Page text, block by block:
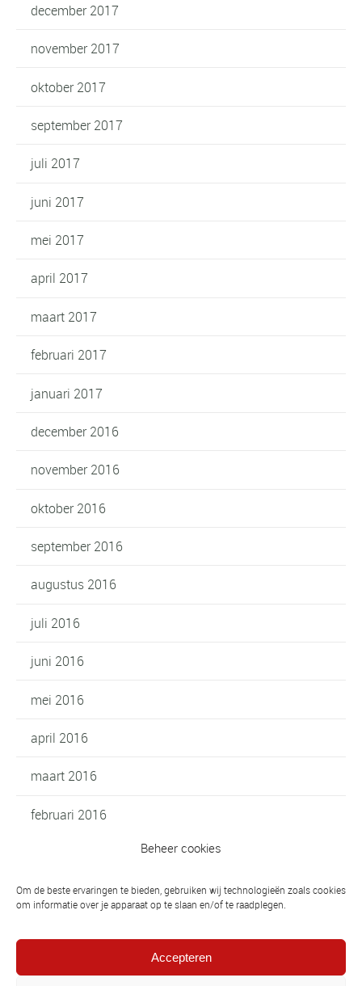
Beheer cookies
Om de beste ervaringen te bieden, gebruiken wij technologieën zoals cookies
om informatie over je apparaat op te slaan en/of te raadplegen.
Accepteren
december 2017
november 2017
oktober 2017
september 2017
juli 2017
juni 2017
mei 2017
april 2017
maart 2017
februari 2017
januari 2017
december 2016
november 2016
oktober 2016
september 2016
augustus 2016
juli 2016
juni 2016
mei 2016
april 2016
maart 2016
februari 2016
oktober 2015